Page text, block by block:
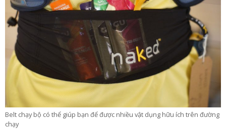
Belt chạy bộ có thể giúp bạn để được nhiều vật dụng hữu ích trên đường
chạy